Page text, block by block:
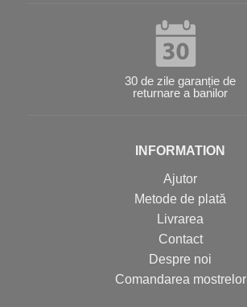
30 de zile garanție de
returnare a banilor
INFORMATION
Ajutor
Metode de plată
Livrarea
Contact
Despre noi
Comandarea mostrelor